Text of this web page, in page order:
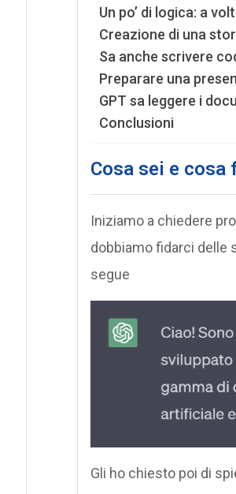
Un po’ di logica: a
Creazione di una
Sa anche scrivere
Preparare una
GPT sa leggere i
Conclusioni
Cosa sei e cosa
Iniziamo a chiedere
dobbiamo fidarci delle
segue
Gli ho chiesto poi di